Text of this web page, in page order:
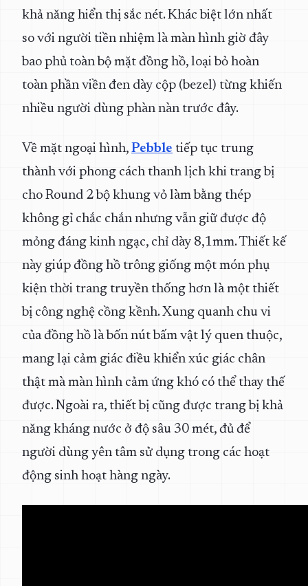
khả năng hiển thị sắc nét. Khác biệt lớn nhất
so với người tiền nhiệm là màn hình giờ đây
bao phủ toàn bộ mặt đồng hồ, loại bỏ hoàn
toàn phần viền đen dày cộp (bezel) từng khiến
nhiều người dùng phàn nàn trước đây.
Về mặt ngoại hình, Pebble tiếp tục trung
thành với phong cách thanh lịch khi trang bị
cho Round 2 bộ khung vỏ làm bằng thép
không gỉ chắc chắn nhưng vẫn giữ được độ
mỏng đáng kinh ngạc, chỉ dày 8,1mm. Thiết kế
này giúp đồng hồ trông giống một món phụ
kiện thời trang truyền thống hơn là một thiết
bị công nghệ cồng kềnh. Xung quanh chu vi
của đồng hồ là bốn nút bấm vật lý quen thuộc,
mang lại cảm giác điều khiển xúc giác chân
thật mà màn hình cảm ứng khó có thể thay thế
được. Ngoài ra, thiết bị cũng được trang bị khả
năng kháng nước ở độ sâu 30 mét, đủ để
người dùng yên tâm sử dụng trong các hoạt
động sinh hoạt hàng ngày.